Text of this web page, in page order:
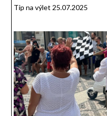
Tip na výlet 25.07.2025